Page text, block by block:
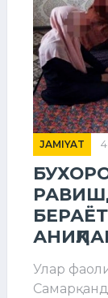
JAMIYAT
Улар